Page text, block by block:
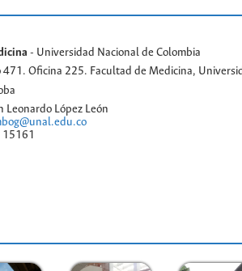
- Universidad Nacional de Colombia
Oficina 225. Facultad de Medicina,
Leonardo López León
15161